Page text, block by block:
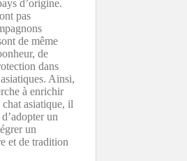
d’origine.
pas
de même
de
dans
Ainsi,
à enrichir
asiatique, il
un
un
et de tradition